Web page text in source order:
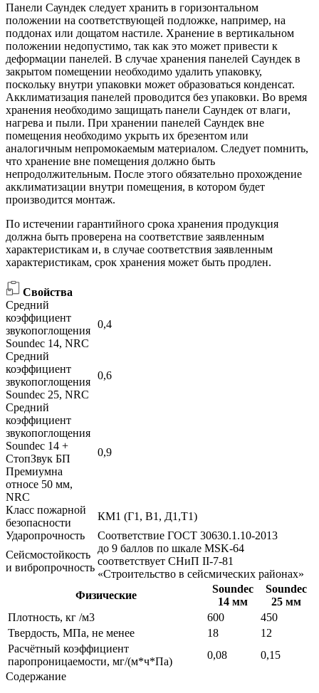
Панели Саундек следует хранить в горизонтальном
положении на соответствующей подложке, например, на
поддонах или дощатом настиле. Хранение в вертикальном
положении недопустимо, так как это может привести к
деформации панелей. В случае хранения панелей Саундек в
закрытом помещении необходимо удалить упаковку,
поскольку внутри упаковки может образоваться конденсат.
Акклиматизация панелей проводится без упаковки. Во время
хранения необходимо защищать панели Саундек от влаги,
нагрева и пыли. При хранении панелей Саундек вне
помещения необходимо укрыть их брезентом или
аналогичным непромокаемым материалом. Следует помнить,
что хранение вне помещения должно быть
непродолжительным. После этого обязательно прохождение
акклиматизации внутри помещения, в котором будет
производится монтаж.
По истечении гарантийного срока хранения продукция
должна быть проверена на соответствие заявленным
характеристикам и, в случае соответствия заявленным
характеристикам, срок хранения может быть продлен.
Свойства
Средний
коэффициент
звукопоглощения
Soundec 14, NRC
0,4
Средний
коэффициент
звукопоглощения
Soundec 25, NRC
0,6
Средний
коэффициент
звукопоглощения
Soundec 14 +
СтопЗвук БП
Премиумна
относе 50 мм,
NRC
0,9
Класс пожарной
безопасности
КМ1 (Г1, В1, Д1,Т1)
Ударопрочность
Соответствие ГОСТ 30630.1.10-2013
Сейсмостойкость
и вибропрочность
до 9 баллов по шкале MSK-64
соответствует СНиП II-7-81
«Строительство в сейсмических районах»
Физические
Soundec
14 мм
Soundec
25 мм
Плотность, кг /м3
600
450
Твердость, МПа, не менее
18
12
Расчётный коэффициент
паропроницаемости, мг/(м*ч*Па)
0,08
0,15
Содержание